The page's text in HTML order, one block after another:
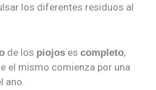
los diferentes residuos al
de los piojos es completo,
el mismo comienza por una
ano.